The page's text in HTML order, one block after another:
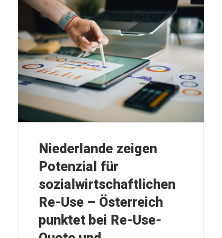
Niederlande zeigen
Potenzial für
sozialwirtschaftlichen
Re-Use – Österreich
punktet bei Re-Use-